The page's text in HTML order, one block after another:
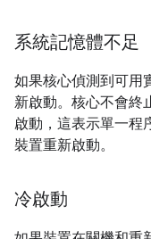
系統記憶體不足
如果核心偵測到可用
新啟動。核心不會終
啟動，這表示單一程
裝置重新啟動。
冷啟動